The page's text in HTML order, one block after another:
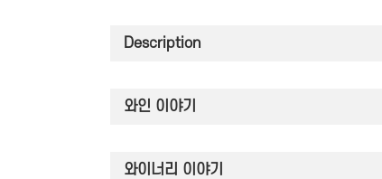
Description
와인 이야기
와이너리 이야기